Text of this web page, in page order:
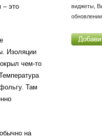
– это
Изоляции
чем-то
Там
на
виджеты,